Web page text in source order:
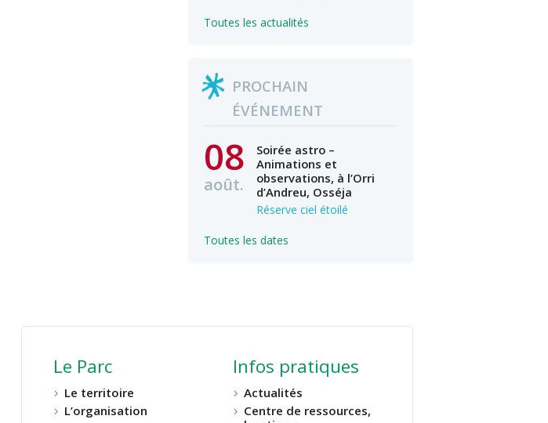
Toutes les actualités
PROCHAIN
ÉVÉNEMENT
08
août.
Soirée astro –
Animations et
observations, à l’Orri
d’Andreu, Osséja
Réserve ciel étoilé
Toutes les dates
Le Parc
Le territoire
L’organisation
Infos pratiques
Actualités
Centre de ressources,